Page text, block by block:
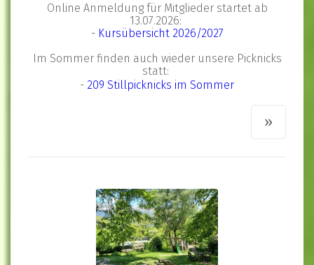
Online Anmeldung für Mitglieder startet ab
13.07.2026:
- Kursübersicht 2026/2027
Im Sommer finden auch wieder unsere Picknicks
statt:
- 209 Stillpicknicks im Sommer
»